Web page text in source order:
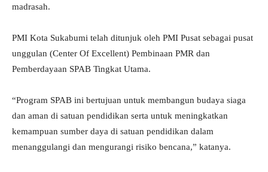
madrasah.
PMI Kota Sukabumi telah ditunjuk oleh PMI Pusat sebagai pusat
unggulan (Center Of Excellent) Pembinaan PMR dan
Pemberdayaan SPAB Tingkat Utama.
“Program SPAB ini bertujuan untuk membangun budaya siaga
dan aman di satuan pendidikan serta untuk meningkatkan
kemampuan sumber daya di satuan pendidikan dalam
menanggulangi dan mengurangi risiko bencana,” katanya.